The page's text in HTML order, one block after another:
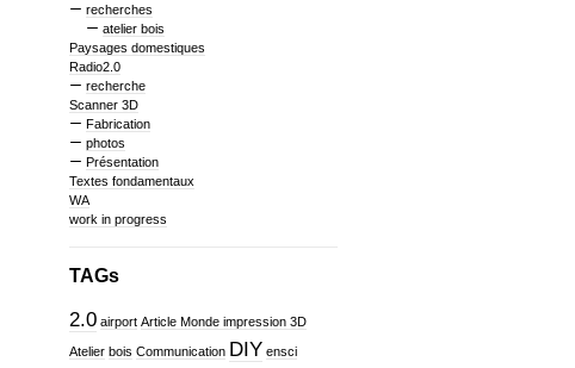
recherches
atelier bois
Paysages domestiques
Radio2.0
recherche
Scanner 3D
Fabrication
photos
Présentation
Textes fondamentaux
WA
work in progress
TAGs
2.0 airport Article Monde impression 3D
Atelier bois Communication DIY ensci